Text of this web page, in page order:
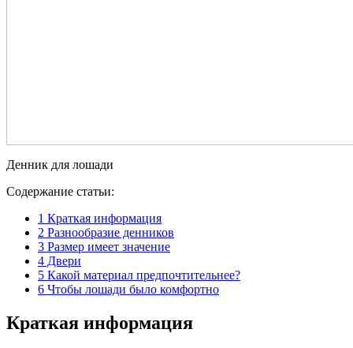
Денник для лошади
Содержание статьи:
1 Краткая информация
2 Разнообразие денников
3 Размер имеет значение
4 Двери
5 Какой материал предпочтительнее?
6 Чтобы лошади было комфортно
Краткая информация